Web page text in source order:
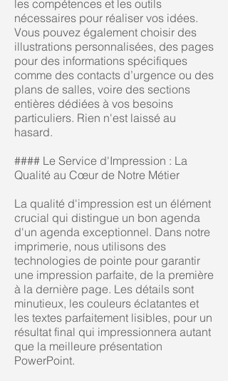
les compétences et les outils
nécessaires pour réaliser vos idées.
Vous pouvez également choisir des
illustrations personnalisées, des pages
pour des informations spécifiques
comme des contacts d’urgence ou des
plans de salles, voire des sections
entières dédiées à vos besoins
particuliers. Rien n'est laissé au
hasard.
#### Le Service d'Impression : La
Qualité au Cœur de Notre Métier
La qualité d'impression est un élément
crucial qui distingue un bon agenda
d'un agenda exceptionnel. Dans notre
imprimerie, nous utilisons des
technologies de pointe pour garantir
une impression parfaite, de la première
à la dernière page. Les détails sont
minutieux, les couleurs éclatantes et
les textes parfaitement lisibles, pour un
résultat final qui impressionnera autant
que la meilleure présentation
PowerPoint.